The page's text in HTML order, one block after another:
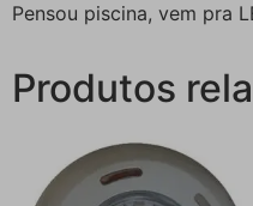
Pensou piscina, vem pra
Produtos